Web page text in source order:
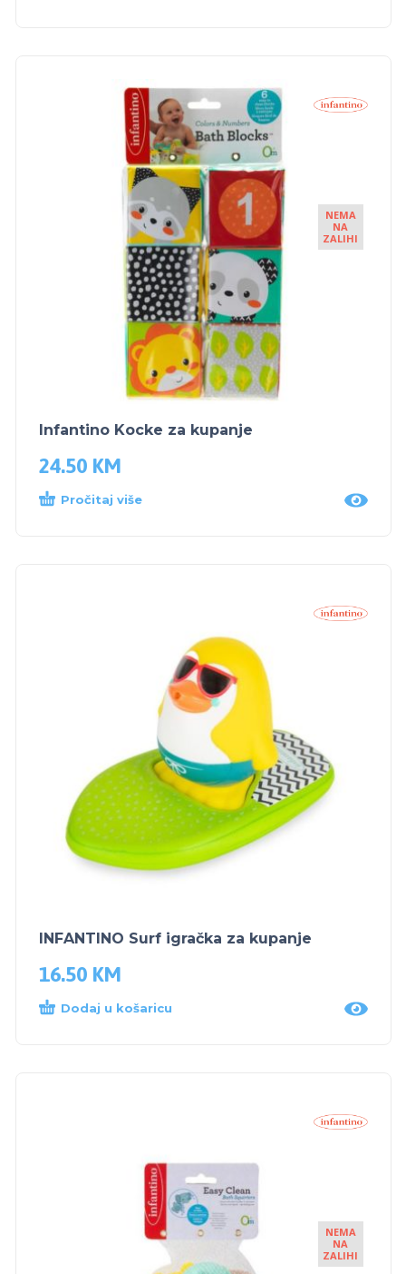
NEMA
NA
ZALIHI
Infantino Kocke za kupanje
24.50 KM
Pročitaj više
INFANTINO Surf igračka za kupanje
16.50 KM
Dodaj u košaricu
NEMA
NA
ZALIHI